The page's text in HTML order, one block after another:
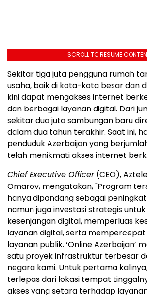
SCROLL TO RESUME
Sekitar tiga juta pengguna rumah
usaha, baik di kota-kota besar dan
kini dapat mengakses internet
dan berbagai layanan digital. Dari
sekitar dua juta sambungan baru
dalam dua tahun terakhir. Saat ini,
penduduk Azerbaijan yang
telah menikmati akses internet
Chief Executive Officer(CEO),
Omarov, mengatakan, "Program
hanya dipandang sebagai
namun juga investasi strategis
kesenjangan digital, memperluas
layanan digital, serta
layanan publik. ‘Online Azerbaijan’
satu proyek infrastruktur terbesar
negara kami. Untuk pertama
terlepas dari lokasi tempat
akses yang setara terhadap